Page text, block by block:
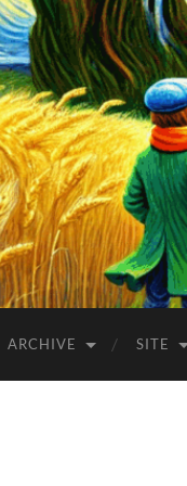
ARCHIVE SITE